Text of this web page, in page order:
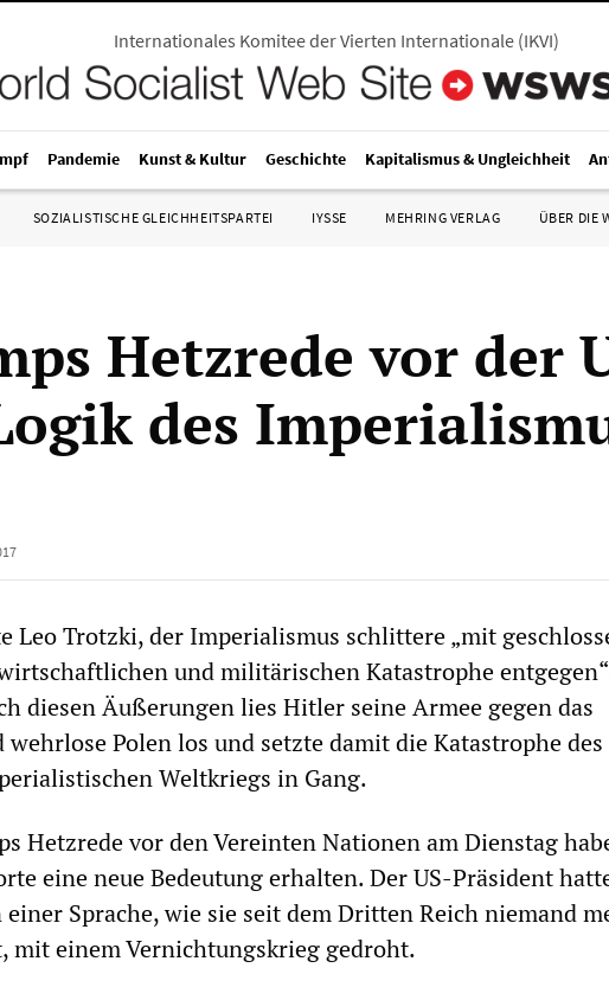
Internationales Komitee der Vierten Internationale (IKVI)
Pandemie Kunst & Kultur Geschichte Kapitalismus & Ungleichheit
SOZIALISTISCHE GLEICHHEITSPARTEI IYSSE MEHRING VERLAG ÜBER DIE
Hetzrede vor der
des
Leo Trotzki, der Imperialismus schlittere „mit
und militärischen Katastrophe
diesen Äußerungen lies Hitler seine Armee gegen das
wehrlose Polen los und setzte damit die Katastrophe des
Weltkriegs in Gang.
Hetzrede vor den Vereinten Nationen am Dienstag
eine neue Bedeutung erhalten. Der US-Präsident
Sprache, wie sie seit dem Dritten Reich niemand
mit einem Vernichtungskrieg gedroht.